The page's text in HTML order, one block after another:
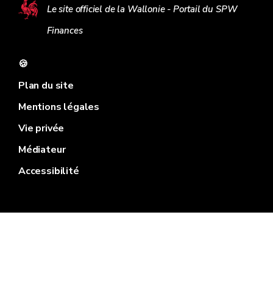
Le site officiel de la Wallonie - Portail du SPW
Finances
🍪
Plan du site
Mentions légales
Vie privée
Médiateur
Accessibilité